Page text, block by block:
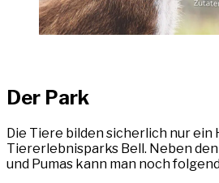
Der Park
Die Tiere bilden sicherlich nur ein
Tiererlebnisparks Bell. Neben
und Pumas kann man noch